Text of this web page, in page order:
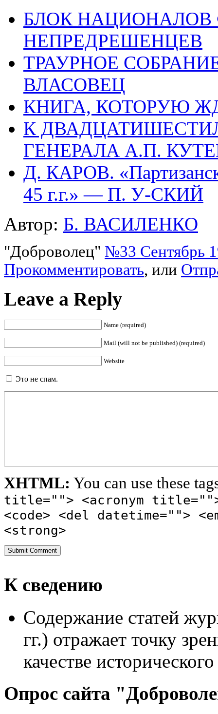
БЛОК НАЦИОНАЛОВ
НЕПРЕДРЕШЕНЦЕВ
ТРАУРНОЕ
ВЛАСОВЕЦ
КНИГА, КОТОРУЮ
К
ГЕНЕРАЛА А.П.
Д. КАРОВ.
45 г.г.» — П. У-СКИЙ
Автор: Б. ВАСИЛЕНКО
"Доброволец" №33 Сентябрь
Прокомментировать, или
Leave a Reply
Name (required)
Mail (will not be published) (required)
Website
Это не спам.
XHTML: You can use these
title=""> <acronym
<code> <del datetime="">
<strong>
К сведению
Содержание статей
гг.) отражает точку
качестве
Опрос сайта